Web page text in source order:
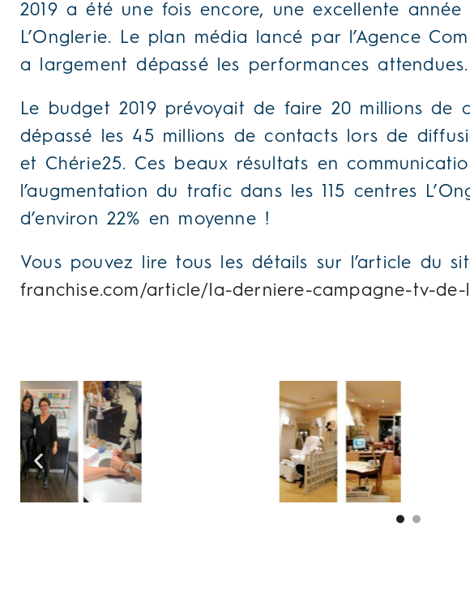
2019 a été une fois encore, une excellente
L’Onglerie. Le plan média lancé par l’Agence
a largement dépassé les performances attendues.
Le budget 2019 prévoyait de faire 20 millions de
dépassé les 45 millions de contacts lors de
et Chérie25. Ces beaux résultats en
l’augmentation du trafic dans les 115 centres
d’environ 22% en moyenne !
Vous pouvez lire tous les détails sur l’article du
franchise.com/article/la-derniere-campagne-tv-